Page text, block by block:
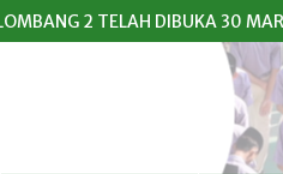
2 TELAH DIBUKA 30